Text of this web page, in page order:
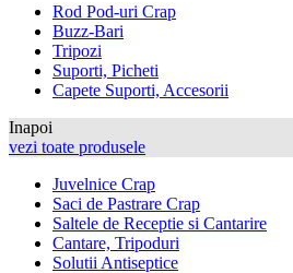
Rod Pod-uri Crap
Buzz-Bari
Tripozi
Suporti, Picheti
Capete Suporti, Accesorii
Inapoi
vezi toate produsele
Juvelnice Crap
Saci de Pastrare Crap
Saltele de Receptie si Cantarire
Cantare, Tripoduri
Solutii Antiseptice